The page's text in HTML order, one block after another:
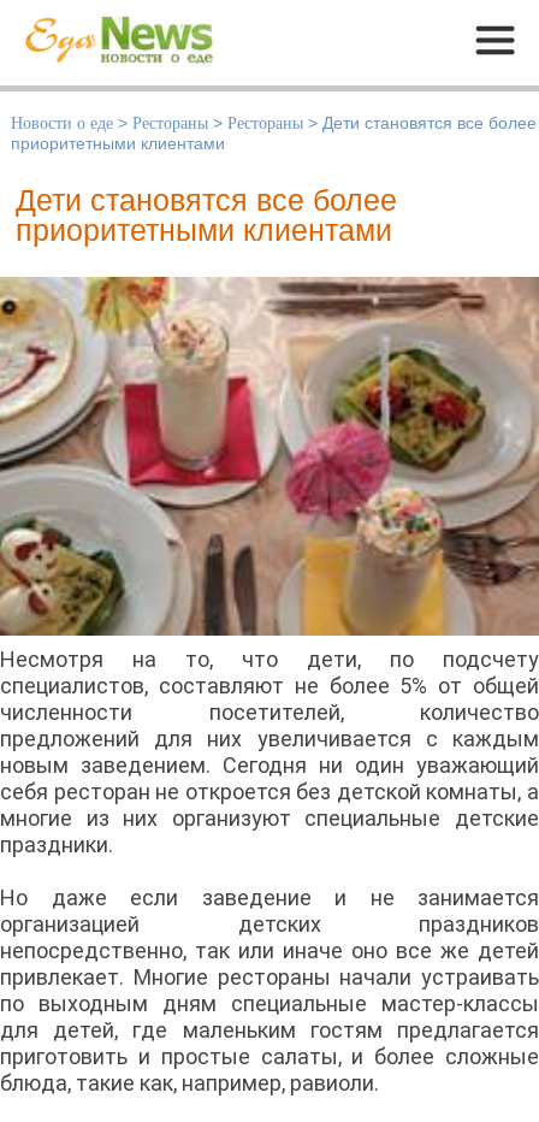
Меню
Новости о еде > Рестораны > Рестораны > Дети становятся все более
приоритетными клиентами
Дети становятся все более
приоритетными клиентами
Несмотря на то, что дети, по подсчету
специалистов, составляют не более 5% от общей
численности посетителей, количество
предложений для них увеличивается с каждым
новым заведением. Сегодня ни один уважающий
себя ресторан не откроется без детской комнаты, а
многие из них организуют специальные детские
праздники.
Но даже если заведение и не занимается
организацией детских праздников
непосредственно, так или иначе оно все же детей
привлекает. Многие рестораны начали устраивать
по выходным дням специальные мастер-классы
для детей, где маленьким гостям предлагается
приготовить и простые салаты, и более сложные
блюда, такие как, например, равиоли.